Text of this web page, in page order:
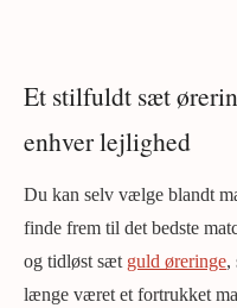
Et stilfuldt sæt
enhver lejlighed
Du kan selv vælge blandt
finde frem til det bedste
og tidløst sæt guld øreringe,
længe været et fortrukket